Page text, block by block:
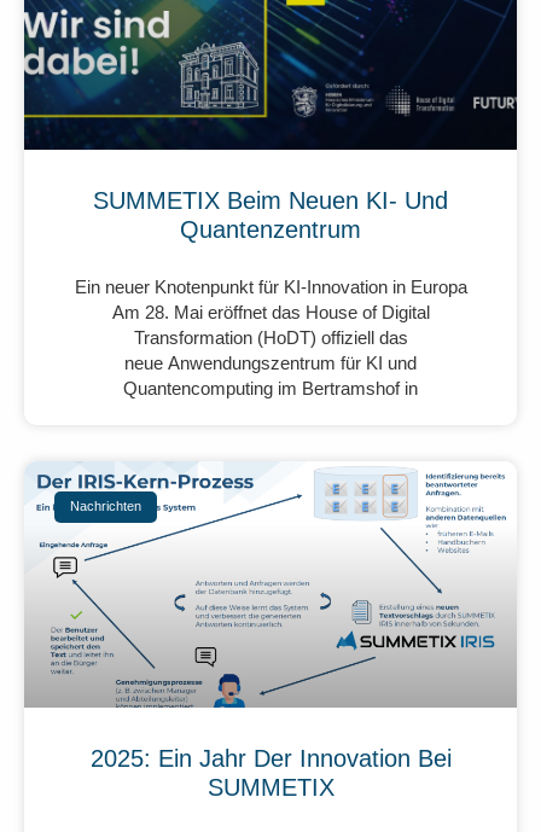
SUMMETIX Beim Neuen KI- Und
Quantenzentrum
Ein neuer Knotenpunkt für KI-Innovation in Europa
Am 28. Mai eröffnet das House of Digital
Transformation (HoDT) offiziell das
neue Anwendungszentrum für KI und
Quantencomputing im Bertramshof in
Nachrichten
2025: Ein Jahr Der Innovation Bei
SUMMETIX